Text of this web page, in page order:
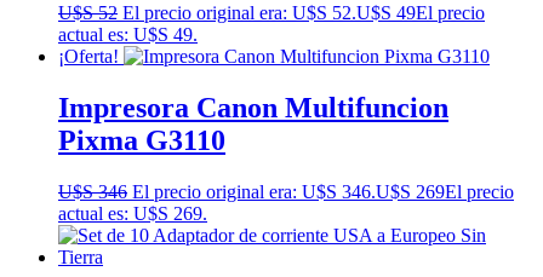
U$S52 El precio original era: U$S 52.U$S 49El precio
actual es: U$S 49.
¡Oferta!
Impresora Canon Multifuncion
Pixma G3110
U$S346 El precio original era: U$S 346.U$S 269El precio
actual es: U$S 269.